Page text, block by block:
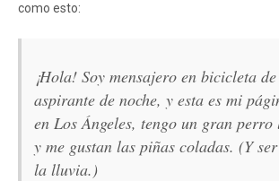
como esto:
¡Hola! Soy mensajero en bicicleta
aspirante de noche, y esta es mi
en Los Ángeles, tengo un gran perro
y me gustan las piñas coladas. (Y
la lluvia.)